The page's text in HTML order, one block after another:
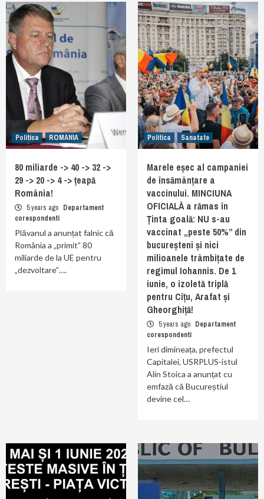
Politica ROMANIA
80 miliarde -> 40 -> 32 ->
29 -> 20 -> 4 -> țeapă
România!
5 years ago Departament
corespondenti
Plăvanul a anunțat falnic că
România a „primit” 80
miliarde de la UE pentru
„dezvoltare”….
Politica Sanatate
Marele eșec al campaniei
de însămânțare a
vaccinului. MINCIUNA
OFICIALĂ a rămas în
Ținta goală: NU s-au
vaccinat „peste 50%” din
bucureșteni și nici
milioanele trâmbițate de
regimul Iohannis. De 1
iunie, o izoletă triplă
pentru Cîțu, Arafat și
Gheorghiță!
5 years ago Departament
corespondenti
Ieri dimineața, prefectul
Capitalei, USRPLUS-istul
Alin Stoica a anunțat cu
emfază că Bucureștiul
devine cel…